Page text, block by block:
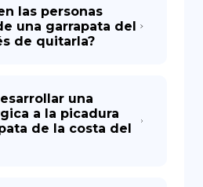
las personas
una garrapata del
de quitarla?
una
a la picadura
de la costa del